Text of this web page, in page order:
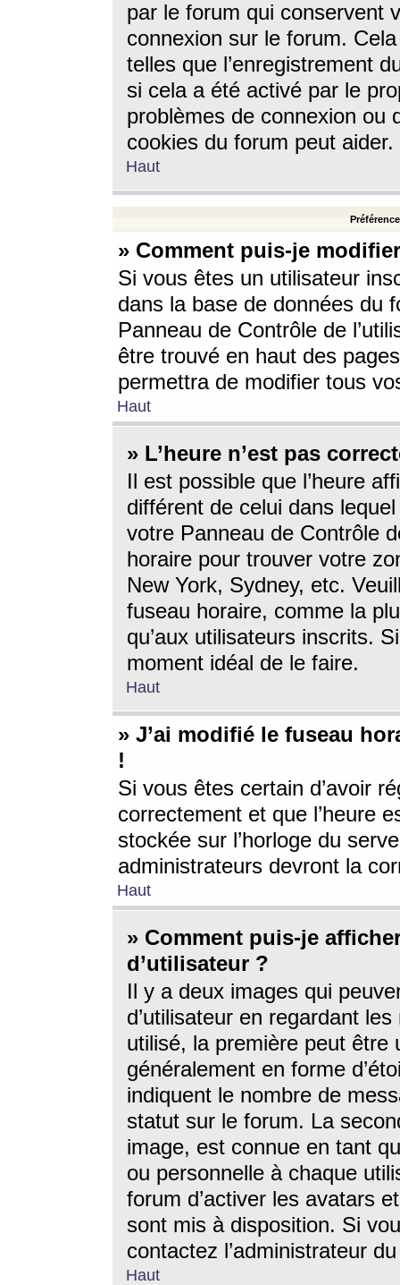
par le forum qui conservent
connexion sur le forum.
telles que l’enregistrement
si cela a été activé par le
problèmes de connexion ou
cookies du forum peut aider.
Haut
» Comment puis-je
Si vous êtes un utilisateur
dans la base de données du
Panneau de Contrôle de
être trouvé en haut des
permettra de modifier tous
Haut
» L’heure n’est pas
Il est possible que l’heure
différent de celui dans
votre Panneau de Contrôle
horaire pour trouver votre
New York, Sydney, etc.
fuseau horaire, comme la
qu’aux utilisateurs inscrits.
moment idéal de le faire.
Haut
» J’ai modifié le fuseau
!
Si vous êtes certain d’avoir
correctement et que l’heure
stockée sur l’horloge du
administrateurs devront la
Haut
» Comment puis-je
d’utilisateur ?
Il y a deux images qui
d’utilisateur en regardant
utilisé, la première peut être
généralement en forme
indiquent le nombre de
statut sur le forum. La
image, est connue en tant
ou personnelle à chaque
forum d’activer les avatars
sont mis à disposition. Si
contactez l’administrateur
Haut